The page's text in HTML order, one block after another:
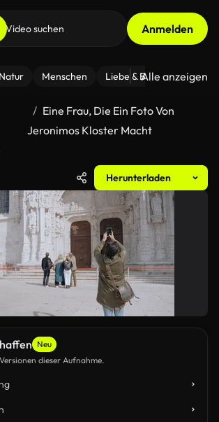
Anmelden
Menschen Liebe & Beziehungen
Alle anzeigen
Eine Frau, Die Ein Foto Von
Jeronimos Kloster Macht
Herunterladen
Neu
dieser Aufnahme.